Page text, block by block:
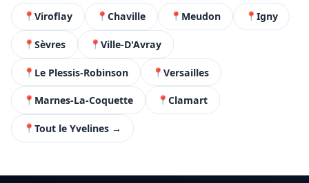
Viroflay Chaville Meudon Igny
Sèvres Ville-D'Avray
Le Plessis-Robinson Versailles
Marnes-La-Coquette Clamart
Tout le Yvelines →